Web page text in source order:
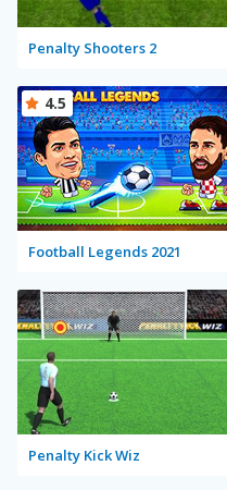
Penalty Shooters 2
Football Legends 2021
4.5
Penalty Kick Wiz